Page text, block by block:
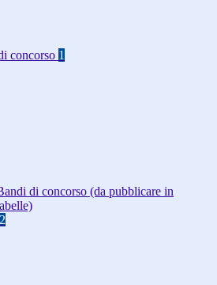
concorso 1
di concorso (da pubblicare in
2